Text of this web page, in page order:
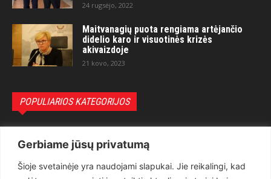
Gerbiame jūsų privatumą
Šioje svetainėje yra naudojami slapukai. Jie reikalingi, kad
24 rugsėjo, 2022
Maitvanagių puota rengiama artėjančio
didelio karo ir visuotinės krizės
akivaizdoje
21 kovo, 2023
POPULIARIOS KATEGORIJOS
Teisėsauga
1497